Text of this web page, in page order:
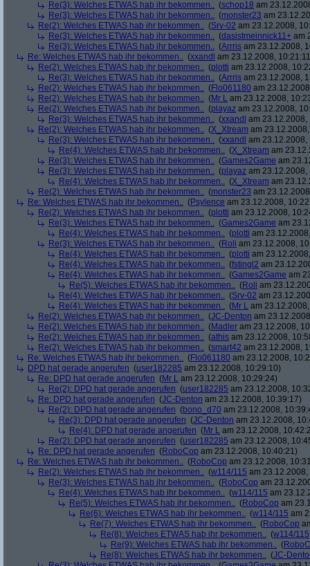
Re(3): Welches ETWAS hab ihr bekommen.. (schop18 am
Re(3): Welches ETWAS hab ihr bekommen.. (monster23 am
Re(2): Welches ETWAS hab ihr bekommen.. (Srv-02 am 23.12.2008,
Re(3): Welches ETWAS hab ihr bekommen.. (dasistmeinnick11+ am
Re(3): Welches ETWAS hab ihr bekommen.. (Arrris am 23.12.2008,
Re: Welches ETWAS hab ihr bekommen.. (xxandl am 23.12.2008,
Re(2): Welches ETWAS hab ihr bekommen.. (plotti am 23.12.2008,
Re(3): Welches ETWAS hab ihr bekommen.. (Arrris am 23.12.2008,
Re(2): Welches ETWAS hab ihr bekommen.. (Flo061180 am
Re(2): Welches ETWAS hab ihr bekommen.. (Mr L am 23.12.2008,
Re(2): Welches ETWAS hab ihr bekommen.. (playaz am 23.12.2008,
Re(3): Welches ETWAS hab ihr bekommen.. (xxandl am 23.12.2008,
Re(2): Welches ETWAS hab ihr bekommen.. (X_Xtream am
Re(3): Welches ETWAS hab ihr bekommen.. (xxandl am 23.12.2008,
Re(4): Welches ETWAS hab ihr bekommen.. (X_Xtream am
Re(3): Welches ETWAS hab ihr bekommen.. (Games2Game am
Re(3): Welches ETWAS hab ihr bekommen.. (playaz am 23.12.2008,
Re(4): Welches ETWAS hab ihr bekommen.. (X_Xtream am
Re(2): Welches ETWAS hab ihr bekommen.. (monster23 am
Re: Welches ETWAS hab ihr bekommen.. (Psylence am 23.12.2008,
Re(2): Welches ETWAS hab ihr bekommen.. (plotti am 23.12.2008,
Re(3): Welches ETWAS hab ihr bekommen.. (Games2Game am
Re(4): Welches ETWAS hab ihr bekommen.. (plotti am
Re(3): Welches ETWAS hab ihr bekommen.. (Roli am 23.12.2008,
Re(4): Welches ETWAS hab ihr bekommen.. (plotti am
Re(4): Welches ETWAS hab ihr bekommen.. (fstingl2 am
Re(4): Welches ETWAS hab ihr bekommen.. (Games2Game am
Re(5): Welches ETWAS hab ihr bekommen.. (Roli am
Re(4): Welches ETWAS hab ihr bekommen.. (Srv-02 am
Re(4): Welches ETWAS hab ihr bekommen.. (Mr L am
Re(2): Welches ETWAS hab ihr bekommen.. (JC-Denton am
Re(2): Welches ETWAS hab ihr bekommen.. (Madler am 23.12.2008,
Re(2): Welches ETWAS hab ihr bekommen.. (athis am 23.12.2008,
Re(2): Welches ETWAS hab ihr bekommen.. (smart42 am 23.12.2008,
Re: Welches ETWAS hab ihr bekommen.. (Flo061180 am 23.12.2008,
DPD hat gerade angerufen (user182285 am 23.12.2008, 10:29:10)
Re: DPD hat gerade angerufen (Mr L am 23.12.2008, 10:29:24)
Re(2): DPD hat gerade angerufen (user182285 am 23.12.2008,
Re: DPD hat gerade angerufen (JC-Denton am 23.12.2008, 10:39:17)
Re(2): DPD hat gerade angerufen (bono_d70 am 23.12.2008,
Re(3): DPD hat gerade angerufen (JC-Denton am 23.12.2008,
Re(4): DPD hat gerade angerufen (Mr L am 23.12.2008,
Re(2): DPD hat gerade angerufen (user182285 am 23.12.2008,
Re: DPD hat gerade angerufen (RoboCop am 23.12.2008, 10:40:21)
Re: Welches ETWAS hab ihr bekommen.. (RoboCop am 23.12.2008,
Re(2): Welches ETWAS hab ihr bekommen.. (w114/115 am
Re(3): Welches ETWAS hab ihr bekommen.. (RoboCop am
Re(4): Welches ETWAS hab ihr bekommen.. (w114/115 am
Re(5): Welches ETWAS hab ihr bekommen.. (RoboCop am
Re(6): Welches ETWAS hab ihr bekommen.. (w114/115 am
Re(7): Welches ETWAS hab ihr bekommen.. (RoboCop
Re(8): Welches ETWAS hab ihr bekommen.. (w114/115
Re(9): Welches ETWAS hab ihr bekommen.. (
Re(8): Welches ETWAS hab ihr bekommen.. (JC-